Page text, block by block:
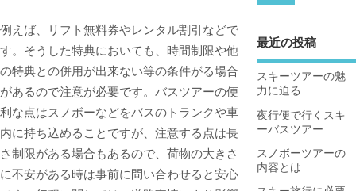
例えば、リフト無料券やレンタル割引などで
す。そうした特典においても、時間制限や他
の特典との併用が出来ない等の条件がる場合
があるので注意が必要です。バスツアーの便
利な点はスノボーなどをバスのトランクや車
内に持ち込めることですが、注意する点は長
さ制限がある場合もあるので、荷物の大きさ
に不安がある時は事前に問い合わせると安心
最近の投稿
スキーツアーの魅
力に迫る
夜行便で行くスキ
ーバスツアー
スノボーツアーの
内容とは